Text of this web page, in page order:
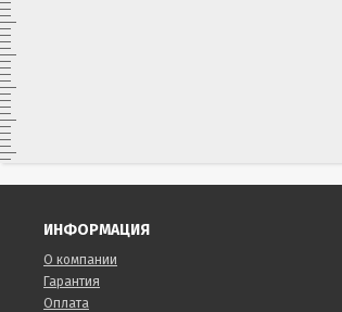
ИНФОРМАЦИЯ
О компании
Гарантия
Оплата